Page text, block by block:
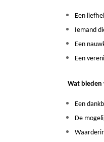
Een
Iemand
Een
Een
Wat bieden
Een
De